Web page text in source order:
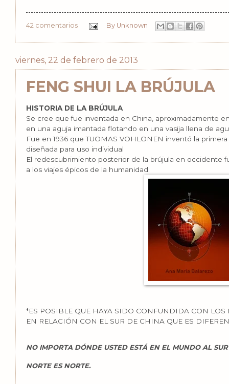
42 comentarios By Unknown
viernes, 22 de febrero de 2013
FENG SHUI LA BRÚJULA
HISTORIA DE LA BRÚJULA
Se cree que fue inventada en China, aproximadamente
en una aguja imantada flotando en una vasija llena de
Fue en 1936 que TUOMAS VOHLONEN inventó la
diseñada para uso individual
El redescubrimiento posterior de la brújula en occidente
a los viajes épicos de la humanidad.
*ES POSIBLE QUE HAYA SIDO CONFUNDIDA CON
EN RELACIÓN CON EL SUR DE CHINA QUE ES
NO IMPORTA DÓNDE USTED ESTÁ EN EL MUNDO AL
NORTE ES NORTE.